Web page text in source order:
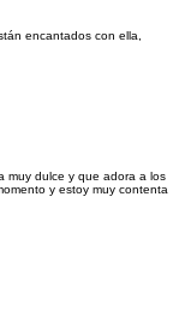
encantados con ella,
muy dulce y que adora a los
y estoy muy contenta